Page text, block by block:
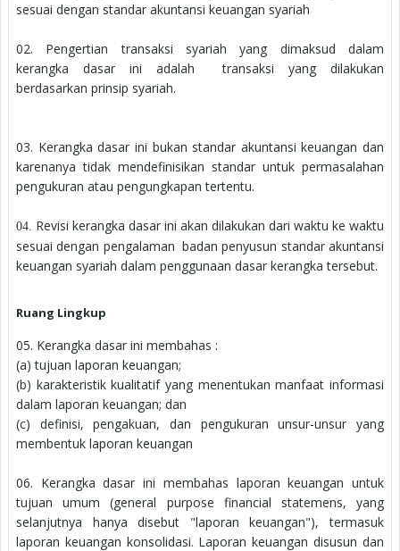
sesuai dengan standar akuntansi keuangan syariah
02.
Pengertian transaksi syariah yang dimaksud dalam
kerangka dasar ini adalah
transaksi yang dilakukan
berdasarkan prinsip syariah.
03. Kerangka dasar ini bukan standar akuntansi keuangan dan
karenanya tidak mendefinisikan standar untuk permasalahan
pengukuran atau pengungkapan tertentu.
04. Revisi kerangka dasar ini akan dilakukan dari waktu ke waktu
sesuai dengan pengalaman badan penyusun standar akuntansi
keuangan syariah dalam penggunaan dasar kerangka tersebut.
Ruang Lingkup
05. Kerangka dasar ini membahas :
(a) tujuan laporan keuangan;
(b) karakteristik kualitatif yang menentukan manfaat informasi
dalam laporan keuangan; dan
(c) definisi, pengakuan, dan pengukuran unsur-unsur yang
membentuk laporan keuangan
06. Kerangka dasar ini membahas laporan keuangan untuk
tujuan umum (general purpose financial statemens, yang
selanjutnya hanya disebut "laporan keuangan"), termasuk
laporan keuangan konsolidasi. Laporan keuangan disusun dan